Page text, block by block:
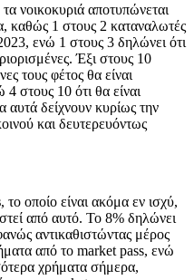
νοικοκυριά αποτυπώνεται
καθώς 1 στους 2 καταναλωτές
ενώ 1 στους 3 δηλώνει ότι
Έξι στους 10
τους φέτος θα είναι
στους 10 ότι θα είναι
αυτά δείχνουν κυρίως την
και δευτερευόντως
, το οποίο είναι ακόμα εν ισχύ,
από αυτό. Το 8% δηλώνει
αντικαθιστώντας μέρος
από το market pass, ενώ
χρήματα σήμερα,